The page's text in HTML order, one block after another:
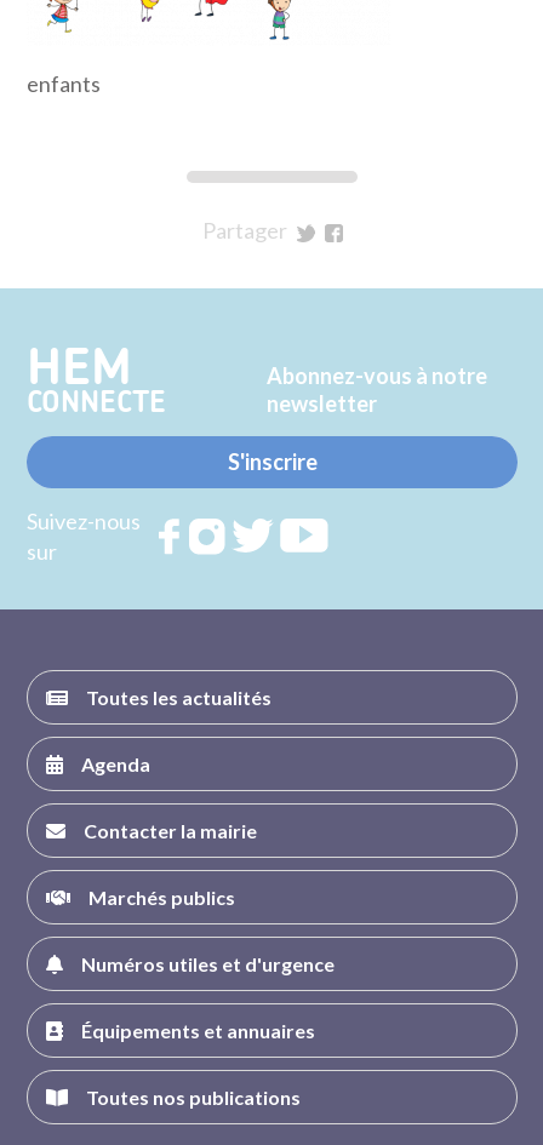
enfants
Partager
Twitter
Facebook
HEM
CONNECTE
Abonnez-vous à notre
newsletter
S'inscrire
Suivez-nous
sur
RejoignezRejoignezRejoignez
Toutes les actualités
Agenda
Contacter la mairie
Marchés publics
Numéros utiles et d'urgence
Équipements et annuaires
Toutes nos publications